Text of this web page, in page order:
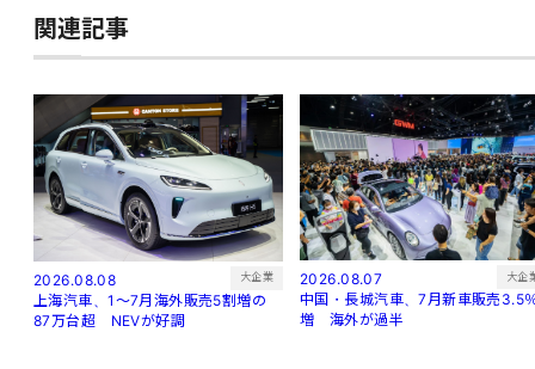
関連記事
2026.08.08 大企業
上海汽車、1～7月海外販売5割増の
87万台超 NEVが好調
2026.08.07 大企
中国・長城汽車、7月新車販売3.5
増 海外が過半